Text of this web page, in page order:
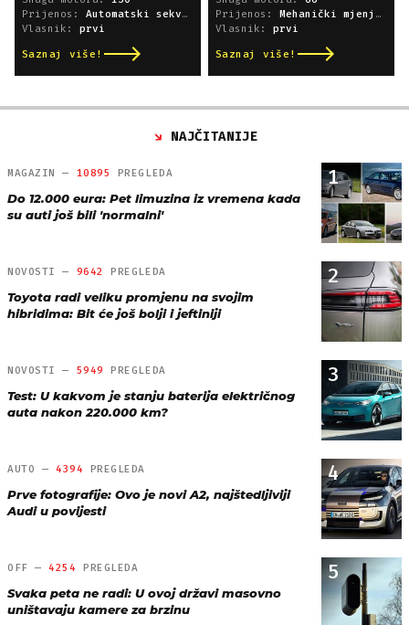
Prijenos: Automatski sekvencijski
Vlasnik: prvi
Saznaj više!
Prijenos:
Mehanički mjenjač
Vlasnik: prvi
Saznaj više!
NAJČITANIJE
1
MAGAZIN — 10895 PREGLEDA
Do 12.000 eura: Pet limuzina iz vremena kada
su auti još bili 'normalni'
2
NOVOSTI — 9642 PREGLEDA
Toyota radi veliku promjenu na svojim
hibridima: Bit će još bolji i jeftiniji
3
NOVOSTI — 5949 PREGLEDA
Test: U kakvom je stanju baterija električnog
auta nakon 220.000 km?
4
AUTO — 4394 PREGLEDA
Prve fotografije: Ovo je novi A2, najštedljiviji
Audi u povijesti
5
OFF —4254 PREGLEDA
Svaka peta ne radi: U ovoj državi masovno
uništavaju kamere za brzinu